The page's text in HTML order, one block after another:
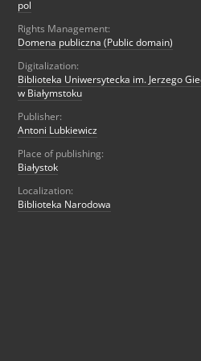
pol
Rights Management:
Domena publiczna (Public domain)
Digitalization:
Biblioteka Uniwersytecka im. Jerzego
w Białymstoku
Publisher:
Antoni Lubkiewicz
Place of publishing:
Białystok
Localization:
Biblioteka Narodowa